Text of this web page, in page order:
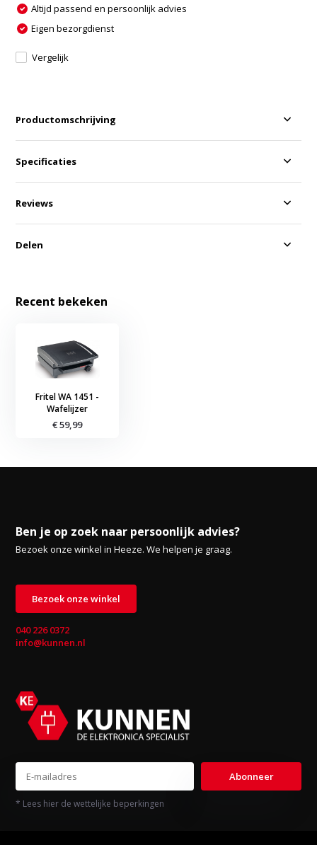
Altijd passend en persoonlijk advies
Eigen bezorgdienst
Vergelijk
Productomschrijving
Specificaties
Reviews
Delen
Recent bekeken
Fritel WA 1451 -
Wafelijzer
€ 59,99
Ben je op zoek naar persoonlijk advies?
Bezoek onze winkel in Heeze. We helpen je graag.
Bezoek onze winkel
040 226 0372
info@kunnen.nl
Abonneer
* Lees hier de wettelijke beperkingen